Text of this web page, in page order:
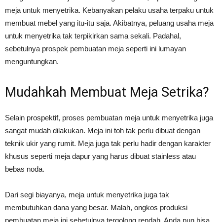
meja untuk menyetrika. Kebanyakan pelaku usaha terpaku untuk
membuat mebel yang itu-itu saja. Akibatnya, peluang usaha meja
untuk menyetrika tak terpikirkan sama sekali. Padahal,
sebetulnya prospek pembuatan meja seperti ini lumayan
menguntungkan.
Mudahkah Membuat Meja Setrika?
Selain prospektif, proses pembuatan meja untuk menyetrika juga
sangat mudah dilakukan. Meja ini toh tak perlu dibuat dengan
teknik ukir yang rumit. Meja juga tak perlu hadir dengan karakter
khusus seperti meja dapur yang harus dibuat stainless atau
bebas noda.
Dari segi biayanya, meja untuk menyetrika juga tak
membutuhkan dana yang besar. Malah, ongkos produksi
pembuatan meja ini sebetulnya tergolong rendah. Anda pun bisa